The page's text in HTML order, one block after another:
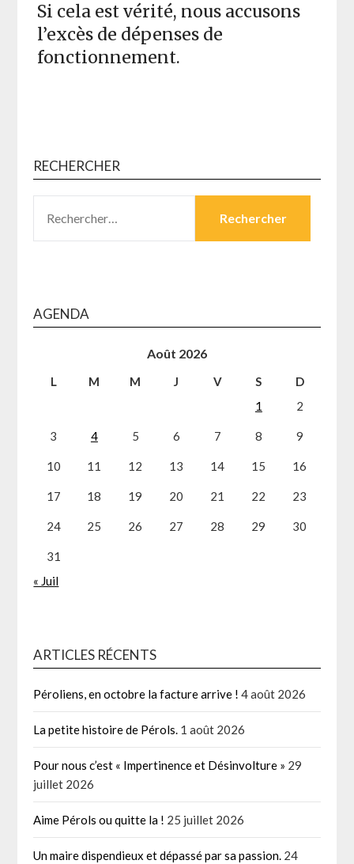
Si cela est vérité, nous accusons
l’excès de dépenses de
fonctionnement.
RECHERCHER
AGENDA
Août 2026
L M M J V S
D
1
2
3 4 5 6 7 8 9
10 11 12 13 14 15 16
17 18 19 20 21 22 23
24 25 26 27 28 29 30
31
« Juil
ARTICLES RÉCENTS
Péroliens, en octobre la facture arrive ! 4 août 2026
La petite histoire de Pérols. 1 août 2026
Pour nous c’est « Impertinence et Désinvolture » 29
juillet 2026
Aime Pérols ou quitte la ! 25 juillet 2026
Un maire dispendieux et dépassé par sa passion. 24